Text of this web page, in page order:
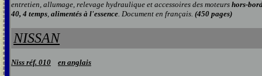
entretien, allumage, relevage hydraulique et accessoires des moteurs hors-
40, 4 temps, alimentés à l'essence. Document en français. (450 pages)
NISSAN
Niss réf. 010 en anglais